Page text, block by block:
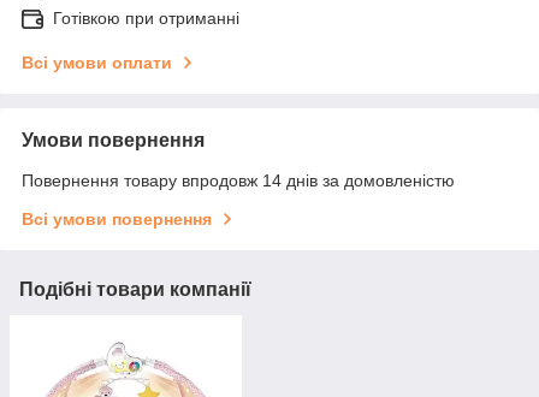
Готівкою при отриманні
Всі умови оплати
Умови повернення
Повернення товару впродовж 14 днів за домовленістю
Всі умови повернення
Подібні товари компанії